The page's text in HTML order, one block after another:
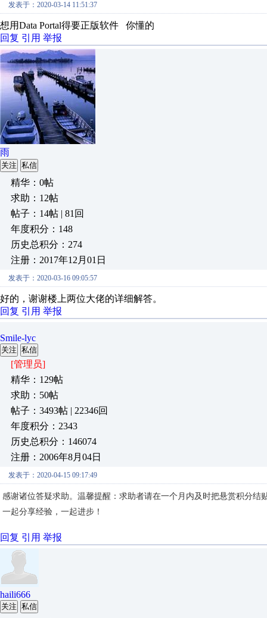
发表于：2020-03-14 11:51:37
想用Data Portal得要正版软件 你懂的
回复 引用 举报
雨
关注 私信
精华：0帖
求助：12帖
帖子：14帖 | 81回
年度积分：148
历史总积分：274
注册：2017年12月01日
发表于：2020-03-16 09:05:57
好的，谢谢楼上两位大佬的详细解答。
回复 引用 举报
Smile-lyc
关注 私信
[管理员]
精华：129帖
求助：50帖
帖子：3493帖 | 22346回
年度积分：2343
历史总积分：146074
注册：2006年8月04日
发表于：2020-04-15 09:17:49
感谢诸位答疑求助。温馨提醒：求助者请在一个月内及时把悬赏积分
一起分享经验，一起进步！
回复 引用 举报
haili666
关注 私信